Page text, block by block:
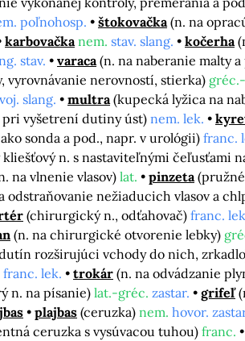
poľnohosp. štokovačka (n. na
karbovačka nem. stav. slang. kočerha
stav. varaca (n. na naberanie malty
vyrovnávanie nerovností, stierka)
voj. slang. multra (kupecká lyžica na
pri vyšetrení dutiny úst) nem. lek.
sonda a pod., napr. v urológii) franc.
n. s nastaviteľnými čeľusťami
na vlnenie vlasov)lat. pinzeta
odstraňovanie nežiaducich vlasov a
(chirurgický n., odťahovač) franc.
(n. na chirurgické otvorenie lebky)
rozširujúci vchody do nich,
franc. lek. trokár (n. na odvádzanie
n. na písanie)lat.-gréc. zastar. grifeľ
plajbas (ceruzka) nem. hovor.
ceruzka s vysúvacou tuhou)franc.